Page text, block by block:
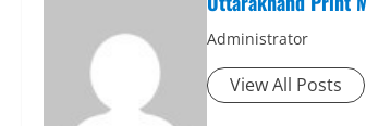
Administrator
View All Posts